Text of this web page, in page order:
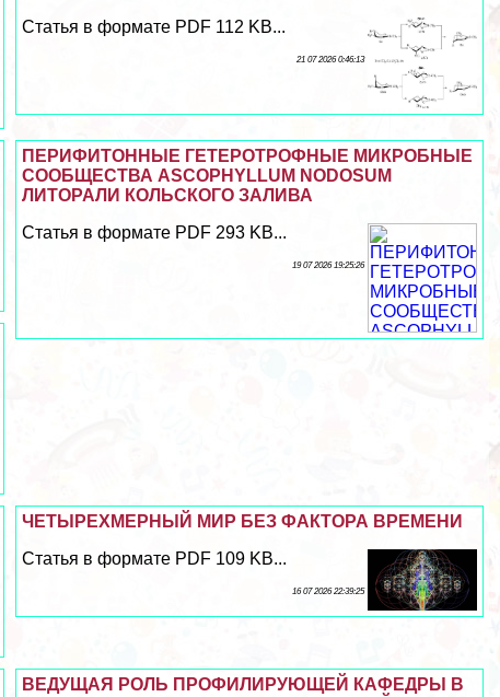
Статья в формате PDF 112 KB...
21 07 2026 0:46:13
ПЕРИФИТОННЫЕ ГЕТЕРОТРОФНЫЕ МИКРОБНЫЕ
СООБЩЕСТВА ASCOPHYLLUM NODOSUM
ЛИТОРАЛИ КОЛЬСКОГО ЗАЛИВА
Статья в формате PDF 293 KB...
19 07 2026 19:25:26
ЧЕТЫРЕХМЕРНЫЙ МИР БЕЗ ФАКТОРА ВРЕМЕНИ
Статья в формате PDF 109 KB...
16 07 2026 22:39:25
ВЕДУЩАЯ РОЛЬ ПРОФИЛИРУЮЩЕЙ КАФЕДРЫ В